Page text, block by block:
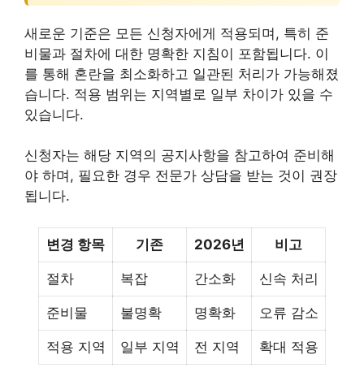
새로운 기준은 모든 신청자에게 적용되며, 특히 준
비물과 절차에 대한 명확한 지침이 포함됩니다. 이
를 통해 혼란을 최소화하고 일관된 처리가 가능해졌
습니다. 적용 범위는 지역별로 일부 차이가 있을 수
있습니다.
신청자는 해당 지역의 공지사항을 참고하여 준비해
야 하며, 필요한 경우 전문가 상담을 받는 것이 권장
됩니다.
변경 항목 기존 2026년 비고
절차 복잡 간소화 신속 처리
준비물 불명확 명확화 오류 감소
적용 지역 일부 지역 전 지역 확대 적용